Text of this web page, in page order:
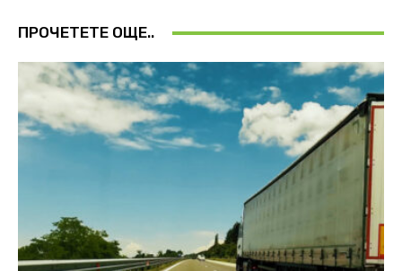
ПРОЧЕТЕТЕ ОЩЕ..